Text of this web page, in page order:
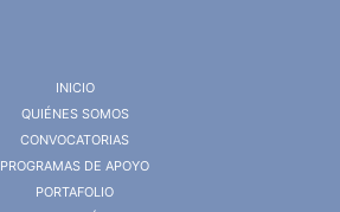
INICIO
QUIÉNES SOMOS
CONVOCATORIAS
PROGRAMAS DE APOYO
PORTAFOLIO